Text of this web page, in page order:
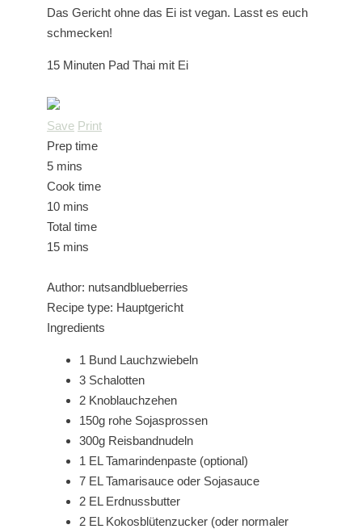
Das Gericht ohne das Ei ist vegan. Lasst es euch
schmecken!
15 Minuten Pad Thai mit Ei
Save Print
Prep time
5 mins
Cook time
10 mins
Total time
15 mins
Author: nutsandblueberries
Recipe type: Hauptgericht
Ingredients
1 Bund Lauchzwiebeln
3 Schalotten
2 Knoblauchzehen
150g rohe Sojasprossen
300g Reisbandnudeln
1 EL Tamarindenpaste (optional)
7 EL Tamarisauce oder Sojasauce
2 EL Erdnussbutter
2 EL Kokosblütenzucker (oder normaler